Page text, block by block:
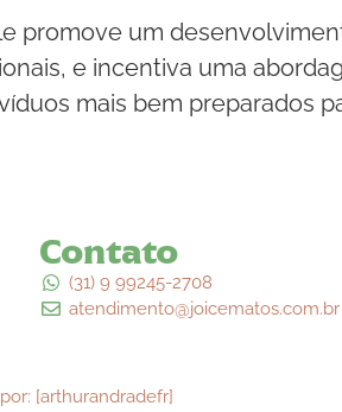
promove um
e incentiva uma
mais bem preparados
Contato
(31) 9 99245-2708
atendimento@joicematos.com.br
[arthurandradefr]